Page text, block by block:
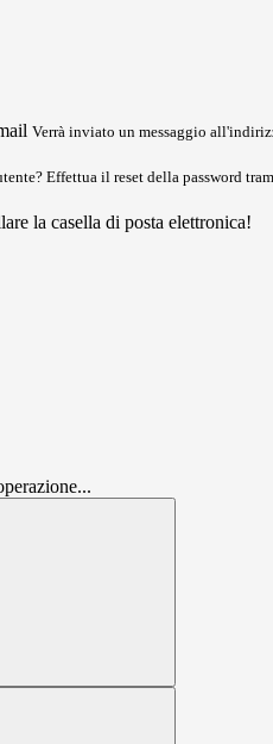
Verrà inviato un messaggio
Effettua il reset della password
la casella di posta elettronica!